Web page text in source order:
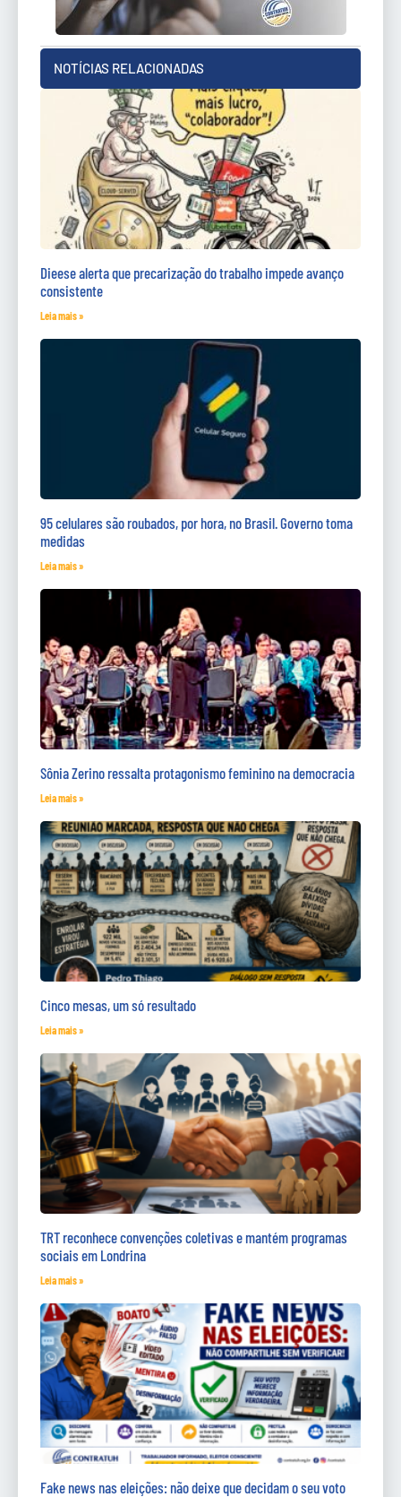
NOTÍCIAS RELACIONADAS
Dieese alerta que precarização do trabalho impede avanço
consistente
Leia mais »
95 celulares são roubados, por hora, no Brasil. Governo toma
medidas
Leia mais »
Sônia Zerino ressalta protagonismo feminino na democracia
Leia mais »
Cinco mesas, um só resultado
Leia mais »
TRT reconhece convenções coletivas e mantém programas
sociais em Londrina
Leia mais »
Fake news nas eleições: não deixe que decidam o seu voto